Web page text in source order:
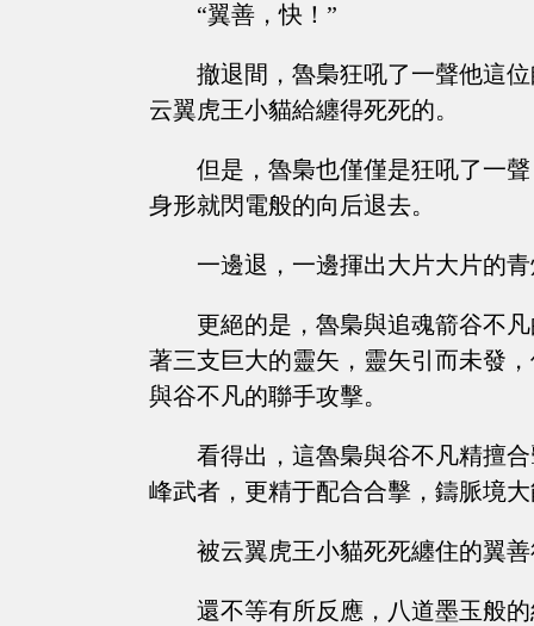
“翼善，快！”
撤退間，魯梟狂吼了一聲他這
云翼虎王小貓給纏得死死的。
但是，魯梟也僅僅是狂吼了一
身形就閃電般的向后退去。
一邊退，一邊揮出大片大片的
更絕的是，魯梟與追魂箭谷不
著三支巨大的靈矢，靈矢引而未發
與谷不凡的聯手攻擊。
看得出，這魯梟與谷不凡精擅
峰武者，更精于配合合擊，鑄脈境
被云翼虎王小貓死死纏住的翼
還不等有所反應，八道墨玉般